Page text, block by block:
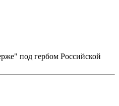
под гербом Российской